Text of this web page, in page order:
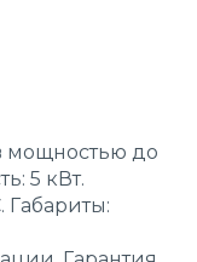
мощностью до
5 кВт.
Габариты: